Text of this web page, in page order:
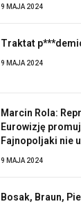
9 MAJA 2024
Traktat
9 MAJA 2024
Marcin Rola:
Eurowizję
Fajnopoljaki nie
9 MAJA 2024
Bosak, Braun,